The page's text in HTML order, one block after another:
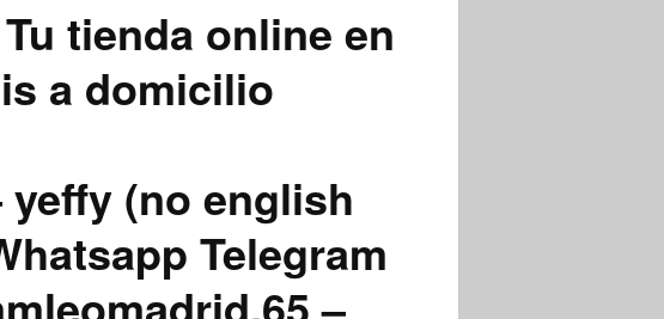
tienda online en
a domicilio
yeffy (no english
Telegram